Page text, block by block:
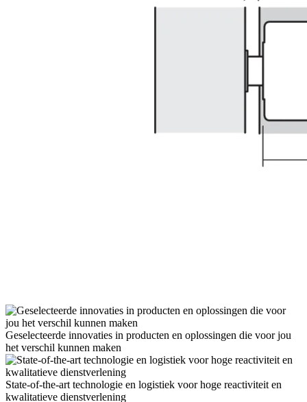
Geselecteerde innovaties in producten en oplossingen die voor jou
het verschil kunnen maken
State-of-the-art technologie en logistiek voor hoge reactiviteit en
kwalitatieve dienstverlening